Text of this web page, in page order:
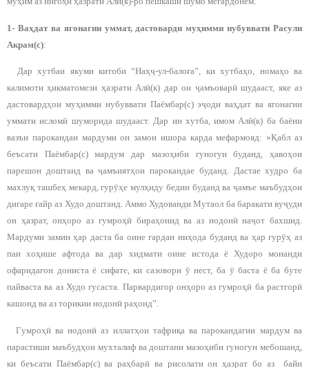
1- Ваҳдат ва ягонагии уммат, дастоварди муҳимми нубуввати Расули
Акрам(с):
Дар хутбаи якуми китоби “Наҳҷ-ул-балоға”, ки хутбаҳо, номаҳо ва
калимоти ҳикматомези ҳазрати Алӣ(к) дар он ҷамъоварӣ шудааст, яке аз
дастовардҳои муҳимми нубуввати Паёмбар(с) эҷоди ваҳдат ва ягонагии
уммати исломӣ шуморида шудааст. Дар ин хутба, имом Алӣ(к) ба баёни
вазъи парокандаи мардуми он замон ишора карда мефармояд: »Қабл аз
беъсати Паёмбар(с) мардум дар мазоҳиби гуногун буданд, ҳавоҳои
парешон доштанд ва ҷамъиятҳои парокандае буданд. Дастае худро ба
махлуқ ташбеҳ мекард, гурӯҳе мулҳиду бедин буданд ва ҷамъе маъбудҳои
дигаре ғайр аз Худо доштанд. Аммо Худованди Мутаол ба баракати вуҷуди
он ҳазрат, онҳоро аз гумроҳӣ бираҳонид ва аз нодонӣ наҷот бахшид.
Мардуми замин ҳар даста ба оине гардан ниҳода буданд ва ҳар гурӯҳ аз
паи хоҳише афтода ва дар хидмати оине истода ё Худоро монанди
офаридагон дониста ё сифате, ки сазовори ӯ нест, ба ӯ баста ё ба буте
пайваста ва аз Худо гусаста. Парвардигор онҳоро аз гумроҳӣ ба растгорӣ
кашонд ва аз торикии нодонӣ раҳонд”.
Гумроҳӣ ва нодонӣ аз иллатҳои тафриқа ва парокандагии мардум ва
парастиши маъбудҳои мухталиф ва доштани мазоҳиби гуногун мебошанд,
ки беъсати Паёмбар(с) ва раҳбарӣ ва рисолати он ҳазрат бо аз байн